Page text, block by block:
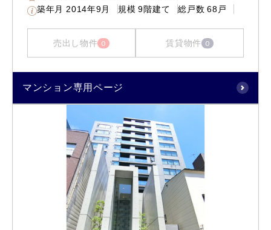
築年月 2014年9月 規模 9階建て 総戸数 68戸
売出し物件 0 賃貸物件 0
マンション専用ページ